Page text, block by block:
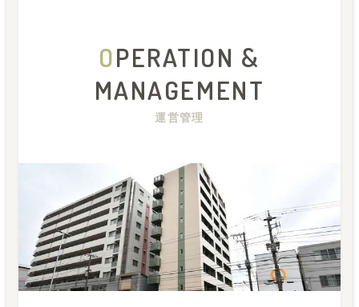
OPERATION &
MANAGEMENT
運営管理